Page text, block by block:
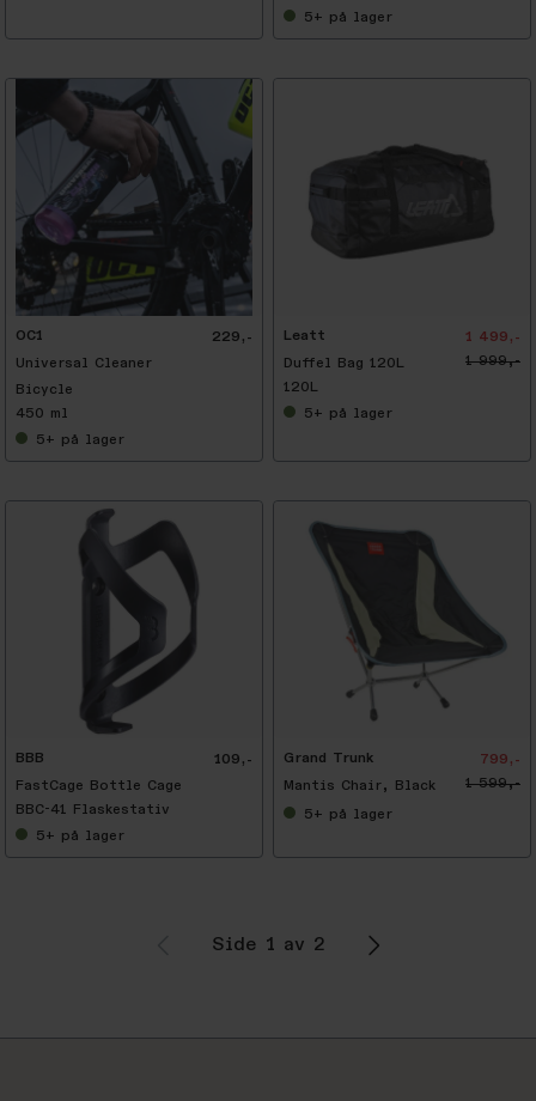
5+ på lager
OC1
Universal Cleaner
Bicycle
229,-
450 ml
5+ på lager
Leatt
Duffel Bag 120L
1 499,-
1 999,-
120L
5+ på lager
BBB
FastCage Bottle Cage
109,-
BBC-41 Flaskestativ
5+ på lager
Grand Trunk
Mantis Chair, Black
799,-
1 599,-
5+ på lager
Side 1 av 2